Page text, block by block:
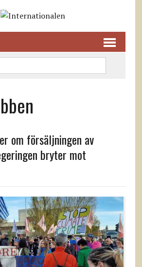
om försäljningen av
bryter mot